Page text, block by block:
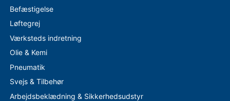
Befæstigelse
Løftegrej
Værksteds indretning
Olie & Kemi
Pneumatik
Svejs & Tilbehør
Arbejdsbeklædning & Sikkerhedsudstyr